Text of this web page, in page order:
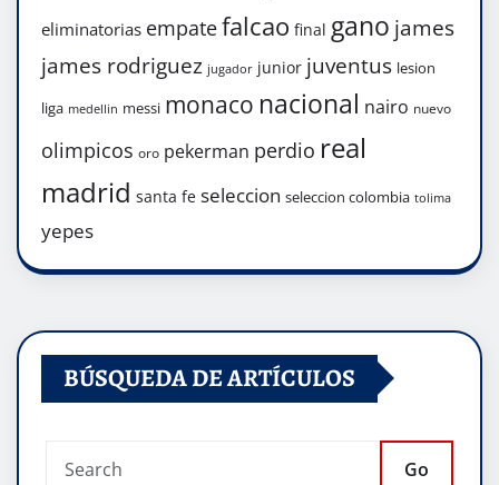
eliminatorias empatefalcao final gano james
james rodriguez jugador junior juventus lesion
liga medellin messi monaco nacional nairo nuevo
olimpicos oro pekerman perdio real
madrid santa fe seleccion seleccion colombia tolima
yepes
BÚSQUEDA DE ARTÍCULOS
Go